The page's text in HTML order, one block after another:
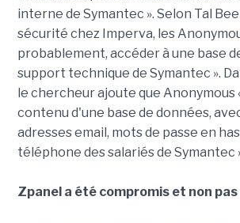
interne de Symantec ». Selon Tal
sécurité chez Imperva, les
probablement, accéder à une base
support technique de Symantec ».
le chercheur ajoute que Anonymous
contenu d'une base de données,
adresses email, mots de passe en
téléphone des salariés de Symantec
Zpanel a été compromis et non pas